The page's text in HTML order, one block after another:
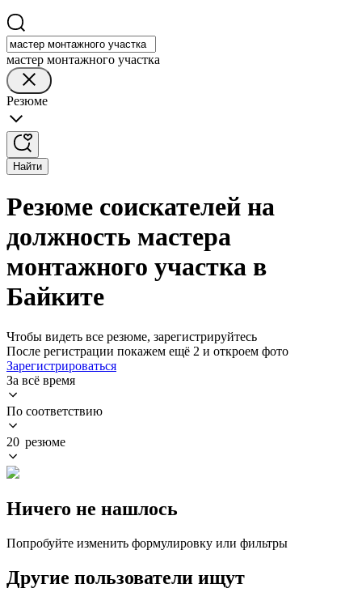
мастер монтажного участка
Резюме
Найти
Резюме соискателей на
должность мастера
монтажного участка в
Байките
Чтобы видеть все резюме, зарегистрируйтесь
После регистрации покажем ещё 2 и откроем фото
Зарегистрироваться
За всё время
По соответствию
20 резюме
Ничего не нашлось
Попробуйте изменить формулировку или фильтры
Другие пользователи ищут